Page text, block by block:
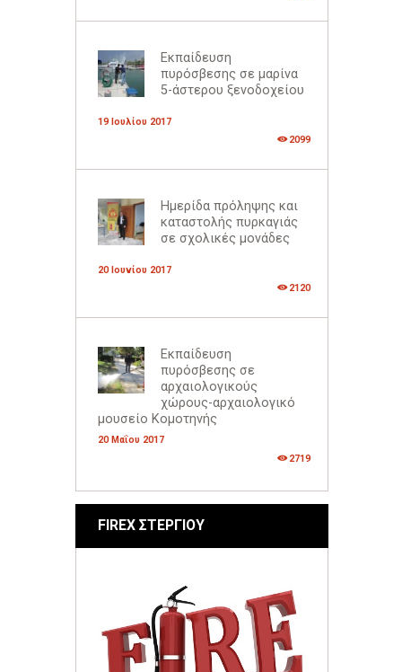
Εκπαίδευση
πυρόσβεσης σε μαρίνα
5-άστερου ξενοδοχείου
19 Ιουλίου 2017
2099
Ημερίδα πρόληψης και
καταστολής πυρκαγιάς
σε σχολικές μονάδες
20 Ιουνίου 2017
2120
Εκπαίδευση
πυρόσβεσης σε
αρχαιολογικούς
χώρους-αρχαιολογικό
μουσείο Κομοτηνής
20 Μαΐου 2017
2719
FIREX ΣΤΕΡΓΙΟΥ